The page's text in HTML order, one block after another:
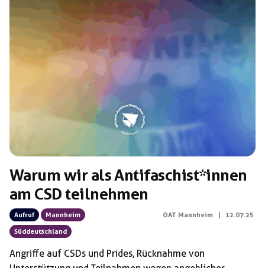
Warum wir als Antifaschist*innen
am CSD teilnehmen
Aufruf
Mannheim
Süddeutschland
OAT Mannheim 12.07.25
Angriffe auf CSDs und Prides, Rücknahme von